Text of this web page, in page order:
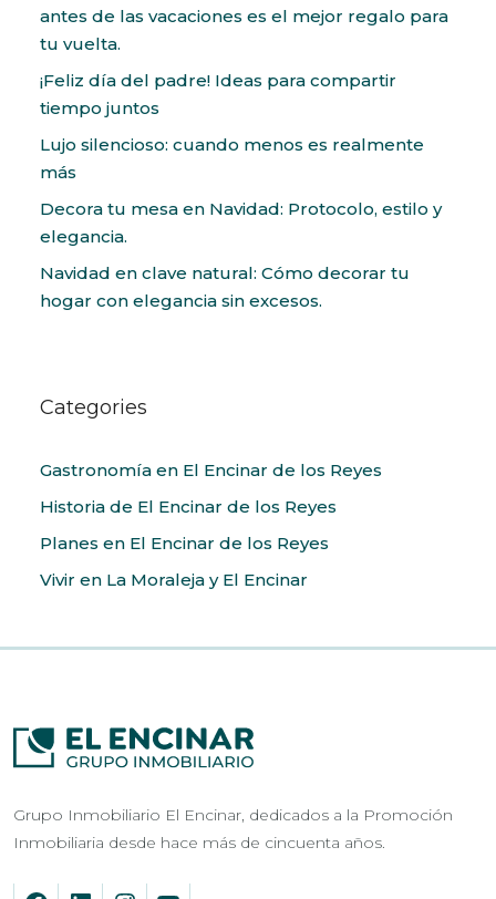
antes de las vacaciones es el mejor regalo para
tu vuelta.
¡Feliz día del padre! Ideas para compartir
tiempo juntos
Lujo silencioso: cuando menos es realmente
más
Decora tu mesa en Navidad: Protocolo, estilo y
elegancia.
Navidad en clave natural: Cómo decorar tu
hogar con elegancia sin excesos.
Categories
Gastronomía en El Encinar de los Reyes
Historia de El Encinar de los Reyes
Planes en El Encinar de los Reyes
Vivir en La Moraleja y El Encinar
Grupo Inmobiliario El Encinar, dedicados a la Promoción
Inmobiliaria desde hace más de cincuenta años.